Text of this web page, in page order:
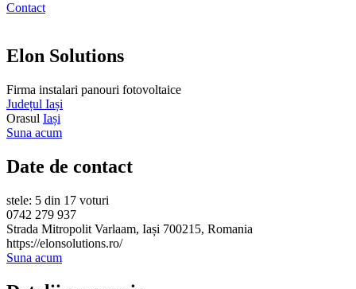
Contact
Elon Solutions
Firma instalari panouri fotovoltaice
Județul Iași
Orasul Iași
Suna acum
Date de contact
stele: 5 din 17 voturi
0742 279 937
Strada Mitropolit Varlaam, Iași 700215, Romania
https://elonsolutions.ro/
Suna acum